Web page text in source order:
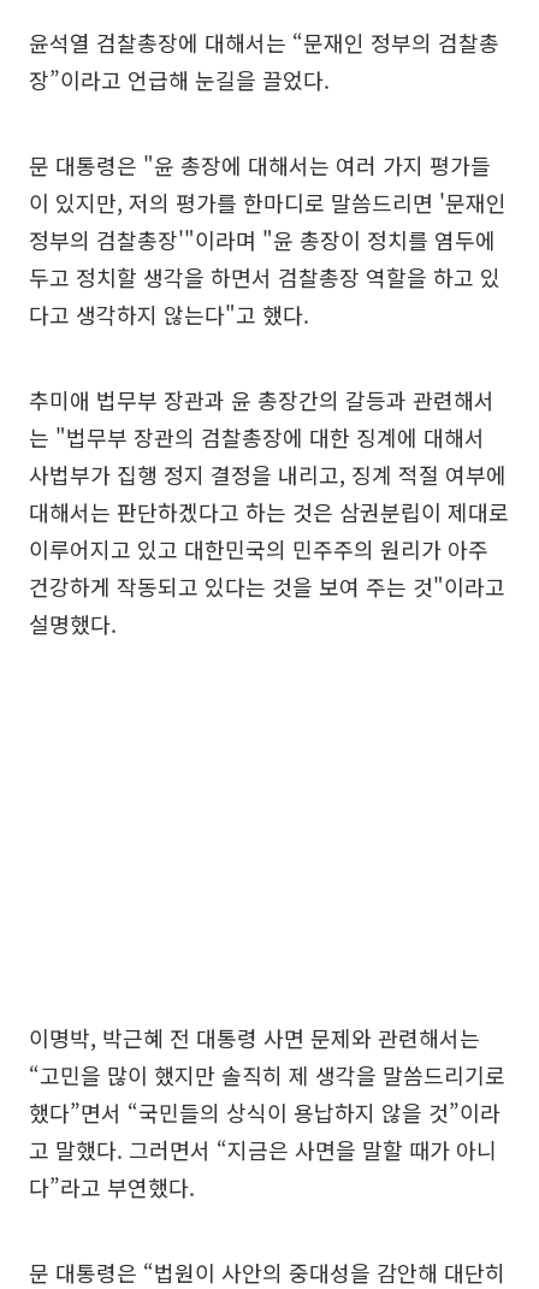
윤석열 검찰총장에 대해서는 “문재인 정부의 검찰총
장”이라고 언급해 눈길을 끌었다.
문 대통령은 "윤 총장에 대해서는 여러 가지 평가들
이 있지만, 저의 평가를 한마디로 말씀드리면 '문재인
정부의 검찰총장'"이라며 "윤 총장이 정치를 염두에
두고 정치할 생각을 하면서 검찰총장 역할을 하고 있
다고 생각하지 않는다"고 했다.
추미애 법무부 장관과 윤 총장간의 갈등과 관련해서
는 "법무부 장관의 검찰총장에 대한 징계에 대해서
사법부가 집행 정지 결정을 내리고, 징계 적절 여부에
대해서는 판단하겠다고 하는 것은 삼권분립이 제대로
이루어지고 있고 대한민국의 민주주의 원리가 아주
건강하게 작동되고 있다는 것을 보여 주는 것"이라고
설명했다.
이명박, 박근혜 전 대통령 사면 문제와 관련해서는
“고민을 많이 했지만 솔직히 제 생각을 말씀드리기로
했다”면서 “국민들의 상식이 용납하지 않을 것”이라
고 말했다. 그러면서 “지금은 사면을 말할 때가 아니
다”라고 부연했다.
문 대통령은 “법원이 사안의 중대성을 감안해 대단히